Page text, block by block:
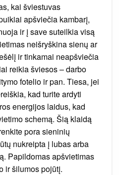
kai šviestuvas
apšviečia kambarį,
ir į save suteilkia visą
neišryškina sienų ar
ir tinkamai neapšviečia
reikia šviesos – darbo
fotelio ir pan. Tiesa, jei
kad turite ardyti
energijos laidus, kad
schemą. Šią klaidą
pora sieninių
nukreipta į lubas arba
Papildomas apšvietimas
ir šilumos pojūtį.